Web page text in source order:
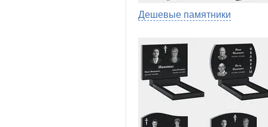
Дешевые памятники